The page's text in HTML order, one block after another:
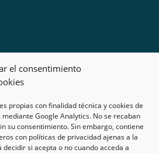
el consentimiento
propias con finalidad técnica y cookies de
Google Analytics. No se recaban
su consentimiento. Sin embargo, contiene
con políticas de privacidad ajenas a la
decidir si acepta o no cuando acceda a